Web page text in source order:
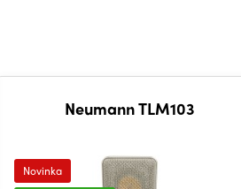
Neumann TLM103
Novinka